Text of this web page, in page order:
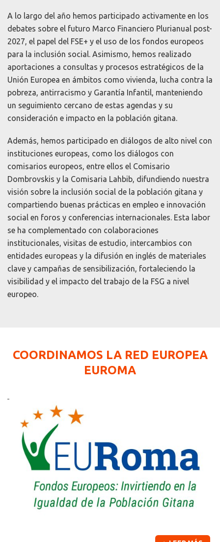
A lo largo del año hemos participado activamente en los
debates sobre el futuro Marco Financiero Plurianual post-
2027, el papel del FSE+ y el uso de los fondos europeos
para la inclusión social. Asimismo, hemos realizado
aportaciones a consultas y procesos estratégicos de la
Unión Europea en ámbitos como vivienda, lucha contra la
pobreza, antirracismo y Garantía Infantil, manteniendo
un seguimiento cercano de estas agendas y su
consideración e impacto en la población gitana.
Además, hemos participado en diálogos de alto nivel con
instituciones europeas, como los diálogos con
comisarios europeos, entre ellos el Comisario
Dombrovskis y la Comisaria Lahbib, difundiendo nuestra
visión sobre la inclusión social de la población gitana y
compartiendo buenas prácticas en empleo e innovación
social en foros y conferencias internacionales. Esta labor
se ha complementado con colaboraciones
institucionales, visitas de estudio, intercambios con
entidades europeas y la difusión en inglés de materiales
clave y campañas de sensibilización, fortaleciendo la
visibilidad y el impacto del trabajo de la FSG a nivel
europeo.
COORDINAMOS LA RED EUROPEA
EUROMA